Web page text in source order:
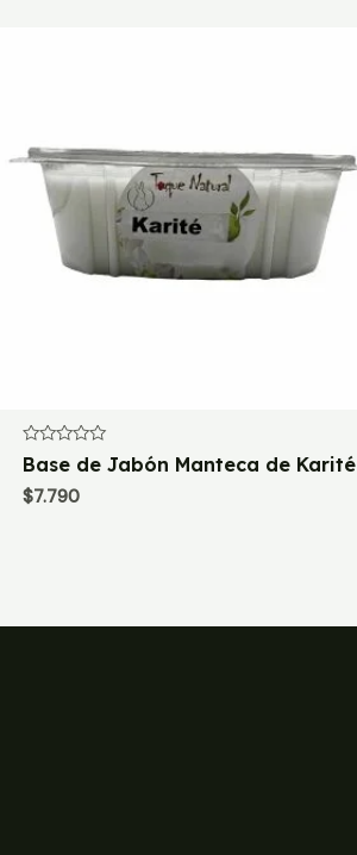
Valorado
con
0
de
Base de Jabón Manteca de Karité
$7.790